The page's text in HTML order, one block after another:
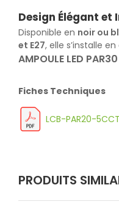
Design Élégant
Disponible en noir ou
et E27, elle s’installe
AMPOULE LED
Fiches Techniques
LCB-PAR20-
PRODUITS